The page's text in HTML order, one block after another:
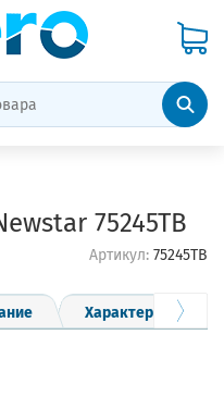
75245TB
Артикул: 75245TB
Характеристики